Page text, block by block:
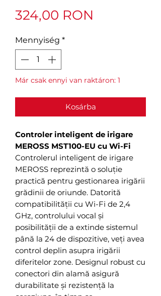
324,00 RON
Mennyiség *
Már csak ennyi van raktáron: 1
Kosárba
Controler inteligent de irigare
MEROSS MST100-EU cu Wi-Fi
Controlerul inteligent de irigare
MEROSS reprezintă o soluție
practică pentru gestionarea irigării
grădinii de oriunde. Datorită
compatibilității cu Wi-Fi de 2,4
GHz, controlului vocal și
posibilității de a extinde sistemul
până la 24 de dispozitive, veți avea
control deplin asupra irigării
diferitelor zone. Designul robust cu
conectori din alamă asigură
durabilitate și rezistență la